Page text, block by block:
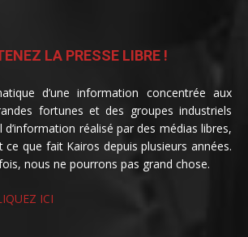
LA PRESSE LIBRE !
d’une information concentrée aux
fortunes et des groupes industriels
réalisé par des médias libres,
ce que fait Kairos depuis plusieurs années.
nous ne pourrons pas grand chose.
ICI